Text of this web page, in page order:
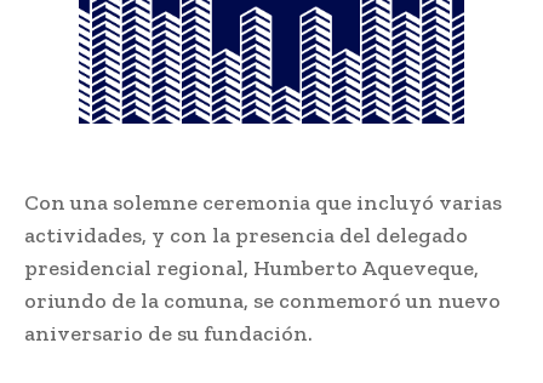
Con una solemne ceremonia que incluyó varias
actividades, y con la presencia del delegado
presidencial regional, Humberto Aqueveque,
oriundo de la comuna, se conmemoró un nuevo
aniversario de su fundación.